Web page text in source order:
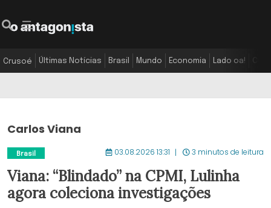
Crusoé Últimas Notícias Brasil Mundo Economia Lado oa!
Carlos Viana
Brasil 03.08.2026 13:31 3 minutos de leitura
Viana: “Blindado” na CPMI, Lulinha
agora coleciona investigações